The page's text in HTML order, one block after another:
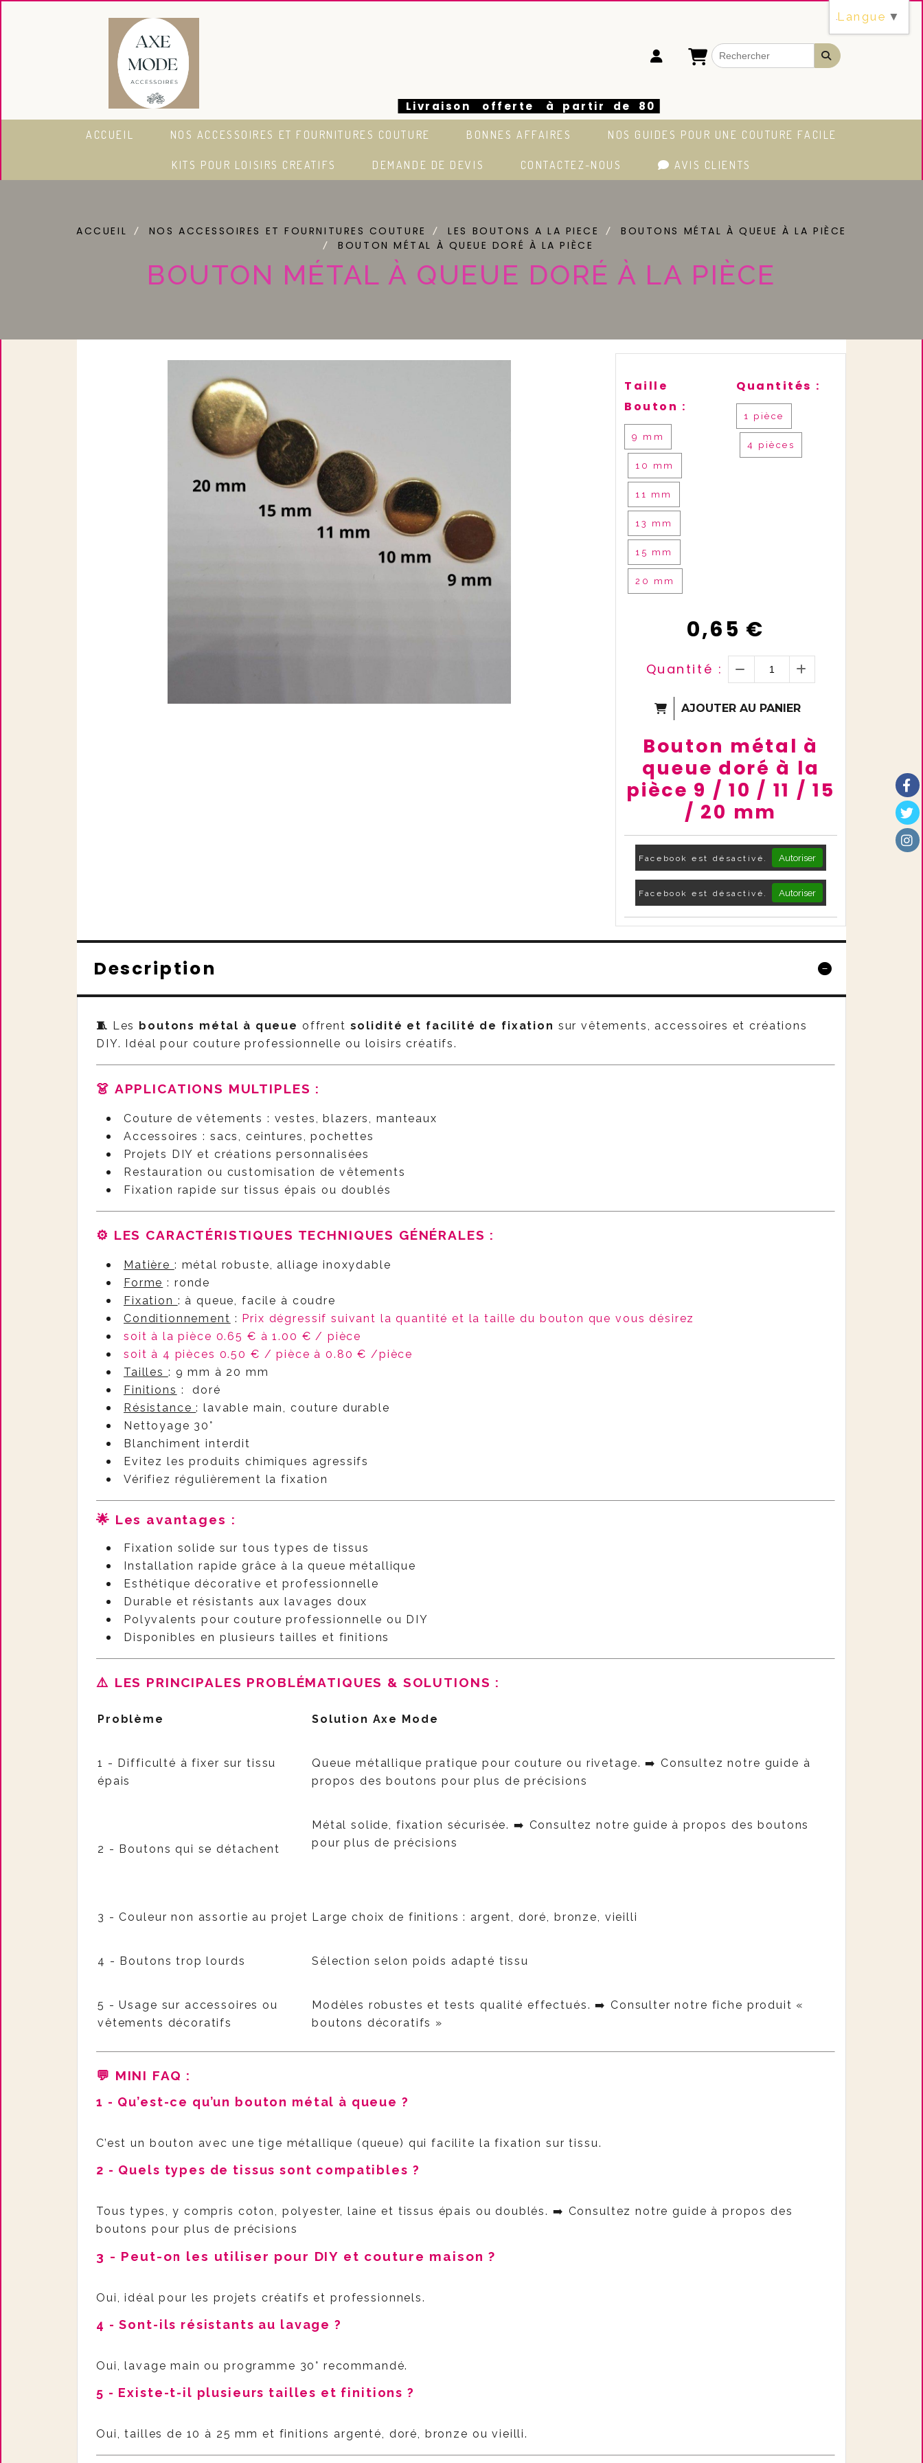
Livraison offerte à partir de 80
euros en France
ACCUEIL NOS ACCESSOIRES ET FOURNITURES COUTURE BONNES AFFAIRES NOS GUIDES POUR UNE COUTURE FACILE
KITS POUR LOISIRS CREATIFS DEMANDE DE DEVIS CONTACTEZ-NOUS AVIS CLIENTS
ACCUEIL NOS ACCESSOIRES ET FOURNITURES COUTURE LES BOUTONS A LA PIECE
BOUTONS MÉTAL À QUEUE À LA PIÈCE
BOUTON MÉTAL À QUEUE DORÉ À LA PIÈCE
BOUTON MÉTAL À QUEUE DORÉ À LA PIÈCE
Taille
Bouton :
9 mm
10 mm
11 mm
13 mm
15 mm
20 mm
Quantités :
1 pièce
4 pièces
0,65 €
Quantité :
AJOUTER AU PANIER
Bouton métal à
queue doré à la
pièce 9 / 10 / 11 / 15
/ 20 mm
Facebook est désactivé. Autoriser
Facebook est désactivé. Autoriser
Description
🧵 Les boutons métal à queue offrent solidité et facilité de fixation sur vêtements, accessoires et créations
DIY. Idéal pour couture professionnelle ou loisirs créatifs.
👗 APPLICATIONS MULTIPLES :
Couture de vêtements : vestes, blazers, manteaux
Accessoires : sacs, ceintures, pochettes
Projets DIY et créations personnalisées
Restauration ou customisation de vêtements
Fixation rapide sur tissus épais ou doublés
⚙️ LES CARACTÉRISTIQUES TECHNIQUES GÉNÉRALES :
Matière : métal robuste, alliage inoxydable
Forme : ronde
Fixation : à queue, facile à coudre
Conditionnement : Prix dégressif suivant la quantité et la taille du bouton que vous désirez
soit à la pièce 0.65 € à 1.00 € / pièce
soit à 4 pièces 0.50 € / pièce à 0.80 € /pièce
Tailles : 9 mm à 20 mm
Finitions : doré
Résistance: lavable main, couture durable
Nettoyage 30°
Blanchiment interdit
Evitez les produits chimiques agressifs
Vérifiez régulièrement la fixation
🌟 Les avantages :
Fixation solide sur tous types de tissus
Installation rapide grâce à la queue métallique
Esthétique décorative et professionnelle
Durable et résistants aux lavages doux
Polyvalents pour couture professionnelle ou DIY
Disponibles en plusieurs tailles et finitions
⚠️ LES PRINCIPALES PROBLÉMATIQUES & SOLUTIONS :
Problème Solution Axe Mode
1 - Difficulté à fixer sur tissu
épais
Queue métallique pratique pour couture ou rivetage.➡️ Consultez notre guide à
propos des boutons pour plus de précisions
2 - Boutons qui se détachent
Métal solide, fixation sécurisée. ➡️ Consultez notre guide à propos des boutons
pour plus de précisions
3 - Couleur non assortie au projet Large choix de finitions : argent, doré, bronze, vieilli
4 - Boutons trop lourds Sélection selon poids adapté tissu
5 - Usage sur accessoires ou
vêtements décoratifs
Modèles robustes et tests qualité effectués.➡️ Consulter notre fiche produit «
boutons décoratifs »
💬 MINI FAQ :
1 - Qu’est-ce qu’un bouton métal à queue ?
C’est un bouton avec une tige métallique (queue) qui facilite la fixation sur tissu.
2 - Quels types de tissus sont compatibles ?
Tous types, y compris coton, polyester, laine et tissus épais ou doublés. ➡️ Consultez notre guide à propos des
boutons pour plus de précisions
3 - Peut-on les utiliser pour DIY et couture maison ?
Oui, idéal pour les projets créatifs et professionnels.
4 - Sont-ils résistants au lavage ?
Oui, lavage main ou programme 30° recommandé.
5 - Existe-t-il plusieurs tailles et finitions ?
Oui, tailles de 10 à 25 mm et finitions argenté, doré, bronze ou vieilli.
Langue ▼
Panneau de gestion des cookies